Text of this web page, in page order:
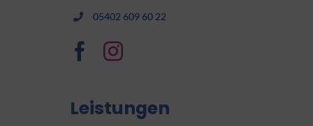
05402 609 60 22
Leistungen